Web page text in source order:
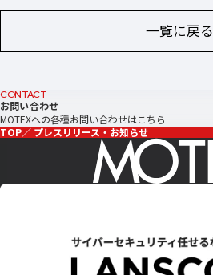
一覧に戻る
CONTACT
お問い合わせ
MOTEXへの各種お問い合わせはこちら
TOP
プレスリリース・お知らせ